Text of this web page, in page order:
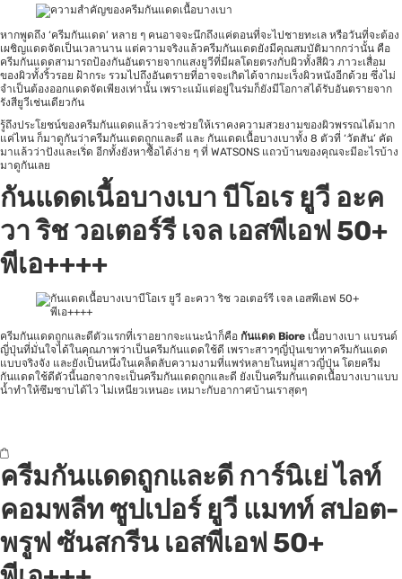
หากพูดถึง ‘ครีมกันแดด’ หลาย ๆ คนอาจจะนึกถึงแค่ตอนที่จะไปชายทะเล หรือวันที่จะต้อง
เผชิญแดดจัดเป็นเวลานาน แต่ความจริงแล้วครีมกันแดดยังมีคุณสมบัติมากกว่านั้น คือ
ครีมกันแดดสามารถป้องกันอันตรายจากแสงยูวีที่มีผลโดยตรงกับผิวทั้งสีผิว ภาวะเสื่อม
ของผิวทั้งริ้วรอย ฝ้ากระ รวมไปถึงอันตรายที่อาจจะเกิดได้จากมะเร็งผิวหนังอีกด้วย ซึ่งไม่
จำเป็นต้องออกแดดจัดเพียงเท่านั้น เพราะแม้แต่อยู่ในร่มก็ยังมีโอกาสได้รับอันตรายจาก
รังสียูวีเช่นเดียวกัน
รู้ถึงประโยชน์ของครีมกันแดดแล้วว่าจะช่วยให้เราคงความสวยงามของผิวพรรณได้มาก
แค่ไหน ก็มาดูกันว่าครีมกันแดดถูกและดี และ กันแดดเนื้อบางเบาทั้ง 8 ตัวที่ ‘วัตสัน’ คัด
มาแล้วว่าปังและเริ่ด อีกทั้งยังหาซื้อได้ง่าย ๆ ที่ WATSONS แถวบ้านของคุณจะมีอะไรบ้าง
มาดูกันเลย
กันแดดเนื้อบางเบา บีโอเร ยูวี อะค
วา ริช วอเตอร์รี เจล เอสพีเอฟ 50+
พีเอ++++
ครีมกันแดดถูกและดีตัวแรกที่เราอยากจะแนะนำก็คือ กันแดด Biore เนื้อบางเบา แบรนด์
ญี่ปุ่นที่มั่นใจได้ในคุณภาพว่าเป็นครีมกันแดดใช้ดี เพราะสาวๆญี่ปุ่นเขาทาครีมกันแดด
แบบจริงจัง และยังเป็นหนึ่งในเคล็ดลับความงามที่แพร่หลายในหมู่สาวญี่ปุ่น โดยครีม
กันแดดใช้ดีตัวนี้นอกจากจะเป็นครีมกันแดดถูกและดี ยังเป็นครีมกันแดดเนื้อบางเบาแบบ
น้ำทำให้ซึมซาบได้ไว ไม่เหนียวเหนอะ เหมาะกับอากาศบ้านเราสุดๆ
ครีมกันแดดถูกและดี การ์นิเย่ ไลท์
คอมพลีท ซูปเปอร์ ยูวี แมทท์ สปอต-
พรูฟ ซันสกรีน เอสพีเอฟ 50+